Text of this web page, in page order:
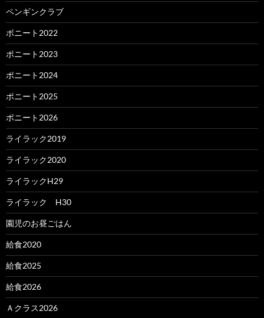
ペンギンクラブ
ポニート2022
ポニート2023
ポニート2024
ポニート2025
ポニート2026
ライラック2019
ライラック2020
ライラックH29
ライラック H30
園児のお昼ごはん
給食2020
給食2025
給食2026
Ａクラス2026